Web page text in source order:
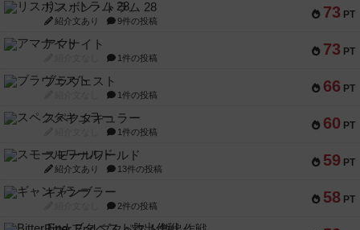
73 PT
リスボン・トラム 28
紹介文あり 9件の投稿
73 PT
アマナイト
1件の投稿
66 PT
ブラヴェスト
1件の投稿
60 PT
スペクタキュラー
1件の投稿
59 PT
スモールワールド
紹介文あり 13件の投稿
58 PT
ギャンブラー
2件の投稿